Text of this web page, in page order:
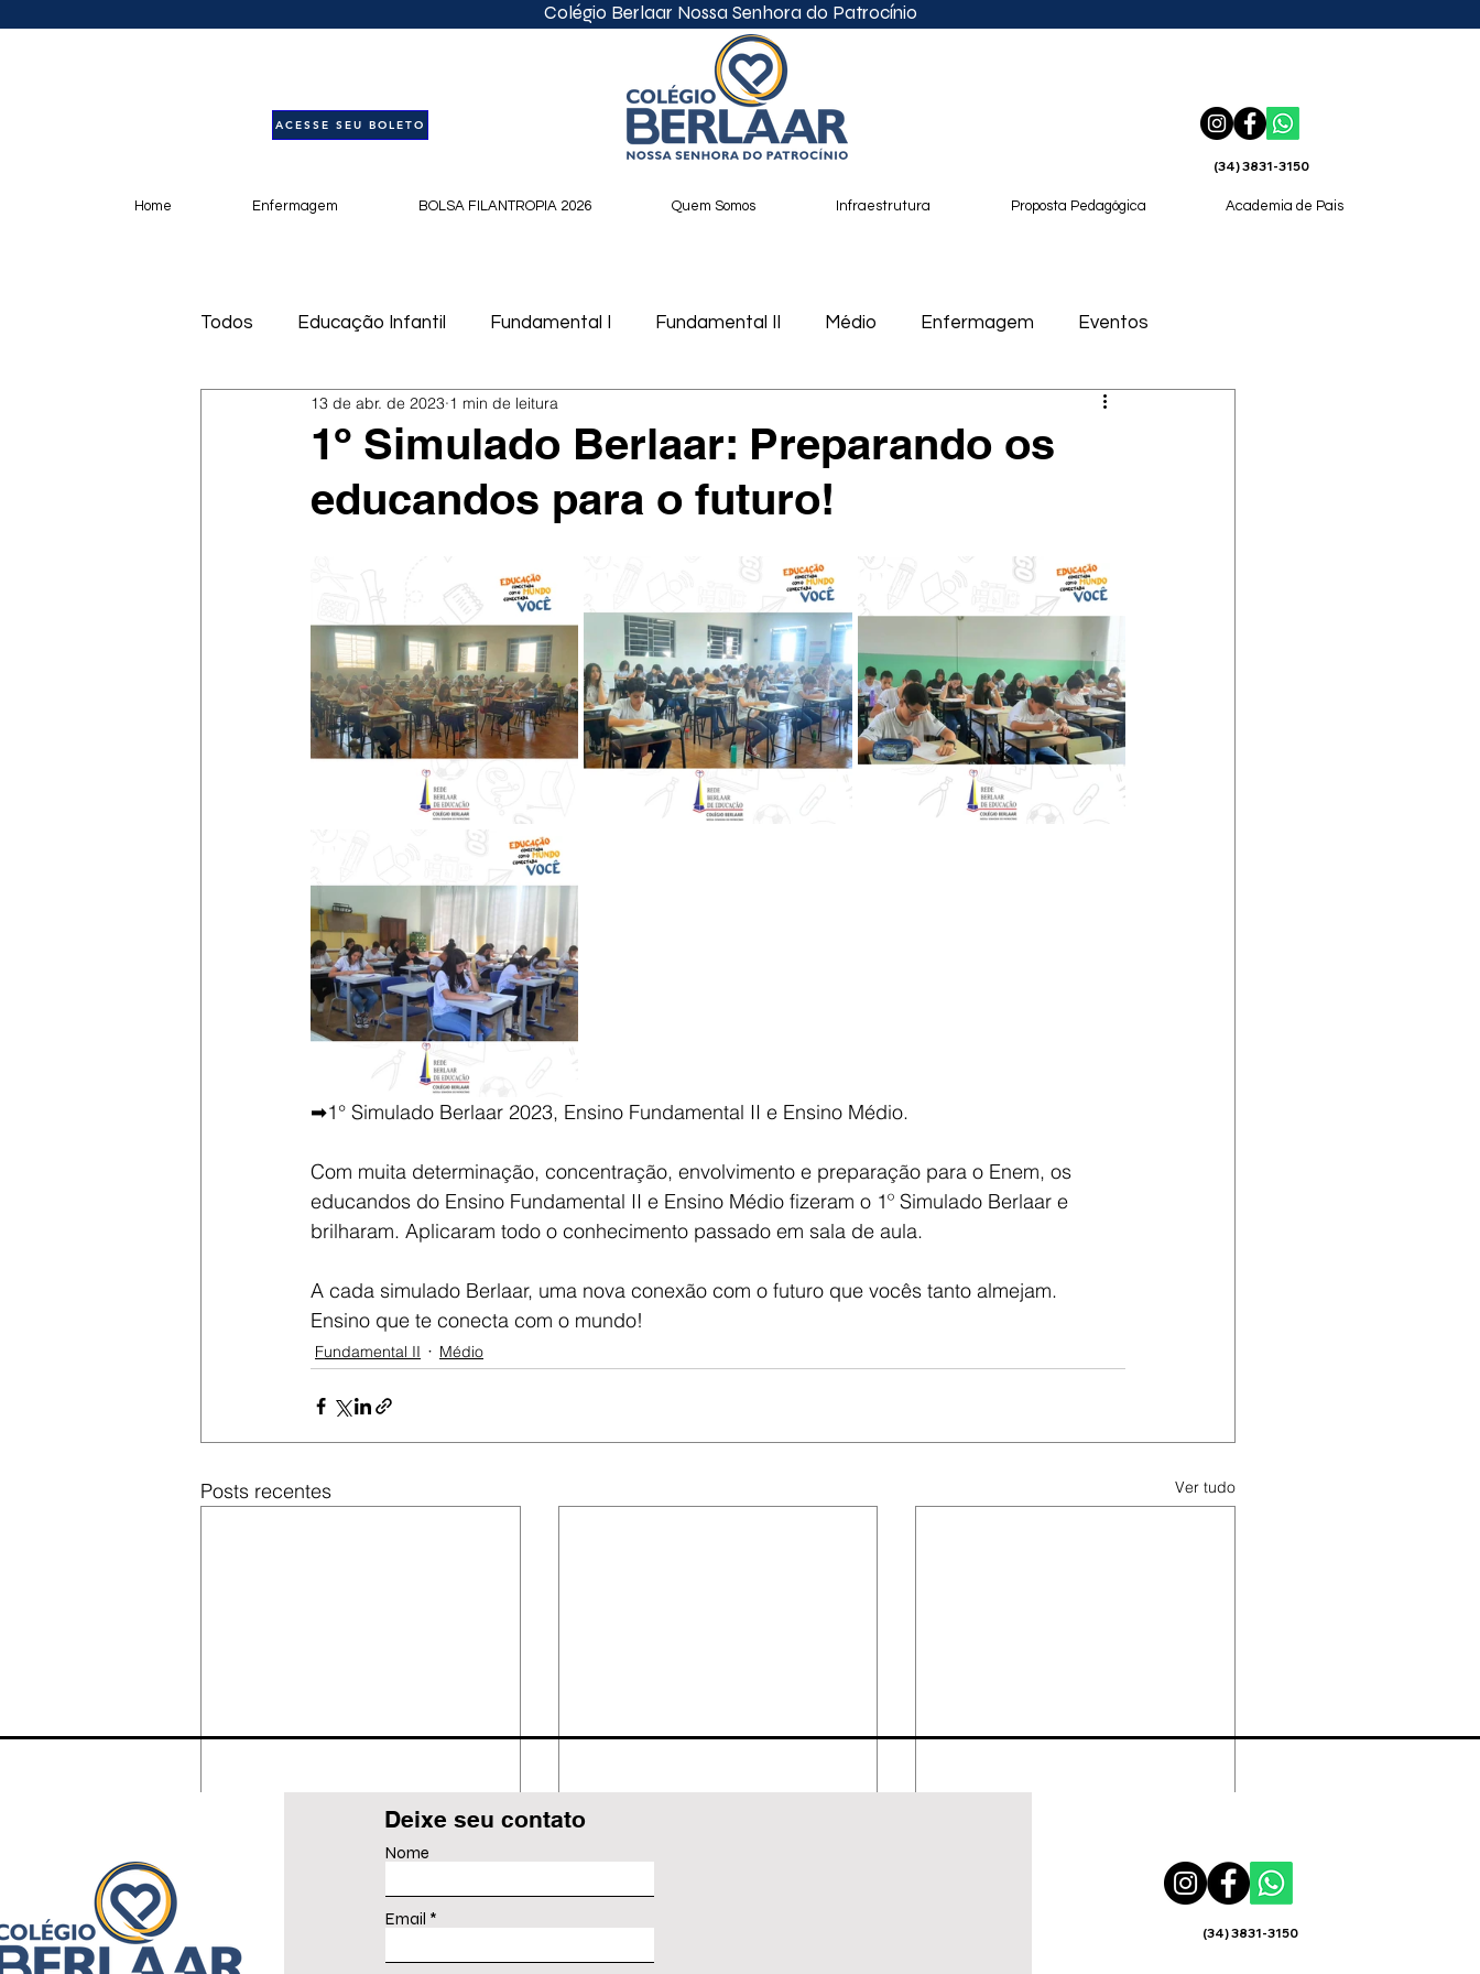
Colégio Berlaar Nossa Senhora do Patrocínio
ACESSE SEU BOLETO
(34) 3831-3150
Home Enfermagem BOLSA FILANTROPIA 2026 Quem Somos Infraestrutura Proposta Pedagógica Academia de Pais
Todos Educação Infantil Fundamental I Fundamental II Médio Enfermagem Eventos
Notícias Podcast
1º Simulado Berlaar: Preparando os
educandos para o futuro!
13 de abr. de 2023 1 min de leitura
➡1° Simulado Berlaar 2023, Ensino Fundamental II e Ensino Médio.
Com muita determinação, concentração, envolvimento e preparação para o Enem, os
educandos do Ensino Fundamental II e Ensino Médio fizeram o 1º Simulado Berlaar e
brilharam. Aplicaram todo o conhecimento passado em sala de aula.
A cada simulado Berlaar, uma nova conexão com o futuro que vocês tanto almejam.
Ensino que te conecta com o mundo!
Fundamental II Médio
Posts recentes Ver tudo
Deixe seu contato
Nome
Email
(34) 3831-3150